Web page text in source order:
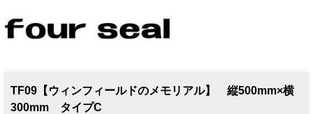
TF09【ウィンフィールドのメモリアル】 縦500mm×横
300mm タイプC